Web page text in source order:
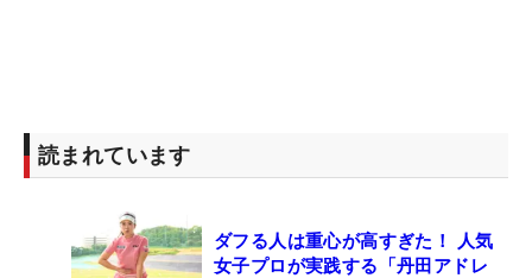
読まれています
ダフる人は重心が高すぎた！ 人気
女子プロが実践する「丹田アドレ